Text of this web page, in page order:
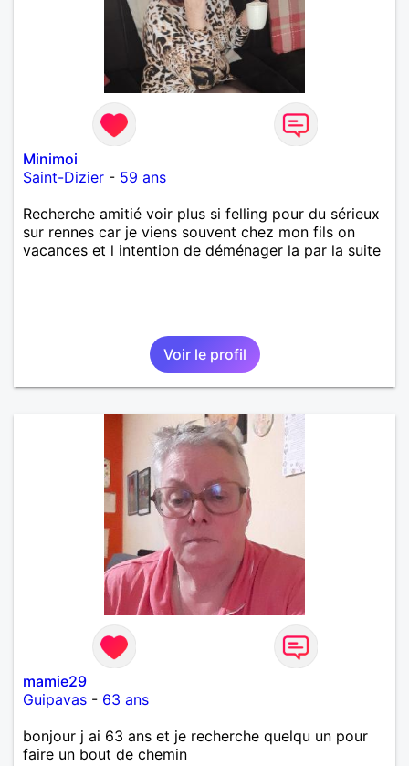
Minimoi
Saint-Dizier - 59 ans
Recherche amitié voir plus si felling pour du sérieux
sur rennes car je viens souvent chez mon fils on
vacances et l intention de déménager la par la suite
Voir le profil
mamie29
Guipavas - 63 ans
bonjour j ai 63 ans et je recherche quelqu un pour
faire un bout de chemin